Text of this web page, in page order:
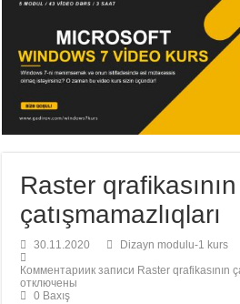
Raster qrafikasının
çatışmamazlıqları
30.11.2020
Dizayn modulu-1 kurs
Комментариик записи Raster qrafikasının
отключены
0 Baxış